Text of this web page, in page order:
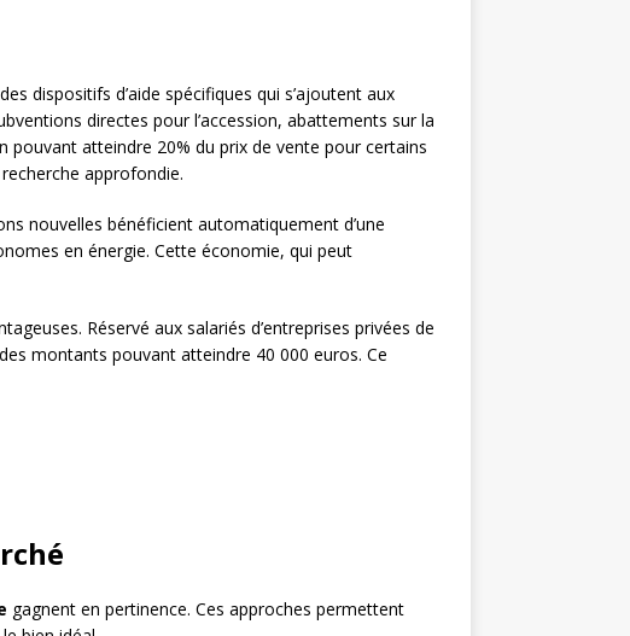
dispositifs d’aide spécifiques qui s’ajoutent aux
directes pour l’accession, abattements sur la
pouvant atteindre 20% du prix de vente pour certains
approfondie.
nouvelles bénéficient automatiquement d’une
en énergie. Cette économie, qui peut
Réservé aux salariés d’entreprises privées de
montants pouvant atteindre 40 000 euros. Ce
gagnent en pertinence. Ces approches permettent